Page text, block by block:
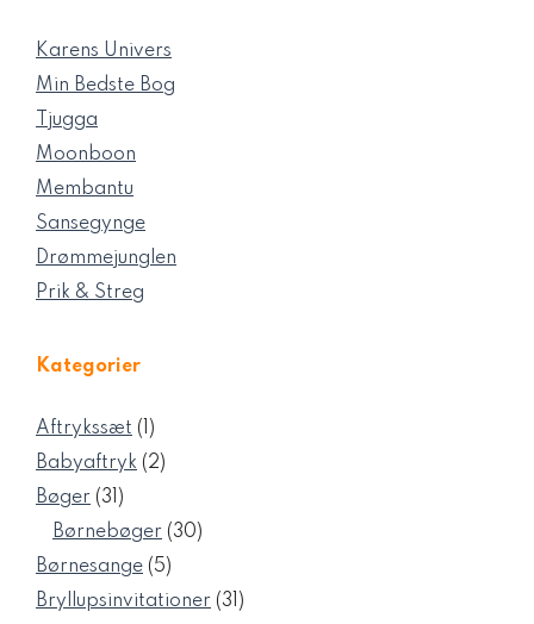
Karens Univers
Min Bedste Bog
Tjugga
Moonboon
Membantu
Sansegynge
Drømmejunglen
Prik & Streg
Kategorier
Aftrykssæt
1
vare
Babyaftryk 22
Bøger 31 31
Børnebøger 3030
Børnesange 55
varer
Bryllupsinvitationer 31 31